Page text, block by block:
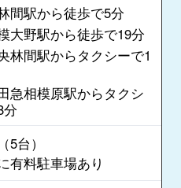
間駅から徒歩で5分
大野駅から徒歩で19分
林間駅からタクシーで1
急相模原駅からタクシ
分
5台）
有料駐車場あり